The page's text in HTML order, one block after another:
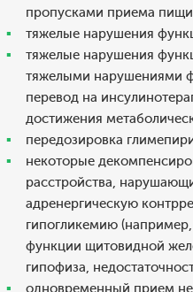
пропусками приема
тяжелые нарушения
тяжелые нарушения
тяжелыми нарушениями
перевод на
достижения
передозировка
некоторые
расстройства,
адренергическую
гипогликемию
функции щитовидной
гипофиза,
одновременный прием